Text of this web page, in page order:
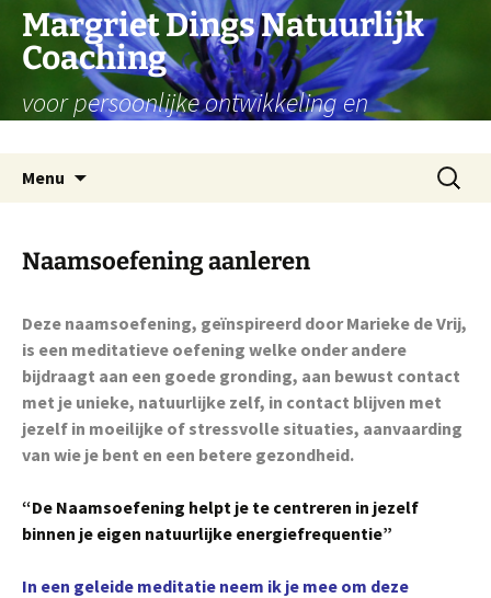
naarMargriet Dings Natuurlijk
Coaching
voor persoonlijke ontwikkeling en
Menu
Zoeken
naar:
Naamsoefening aanleren
Deze naamsoefening, geïnspireerd door Marieke de Vrij,
is een meditatieve oefening welke onder andere
bijdraagt aan een goede gronding, aan bewust contact
met je unieke, natuurlijke zelf, in contact blijven met
jezelf in moeilijke of stressvolle situaties, aanvaarding
van wie je bent en een betere gezondheid.
“De Naamsoefening helpt je te centreren in jezelf
binnen je eigen natuurlijke energiefrequentie”
In een geleide meditatie neem ik je mee om deze